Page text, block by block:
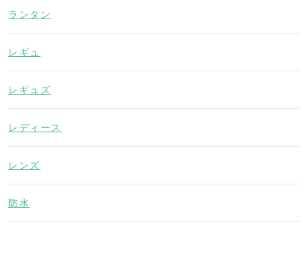
ランタン
レギュ
レギュズ
レディース
レンズ
防水